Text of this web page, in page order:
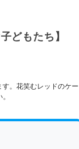
どもたち】
。花笑むレッドのケー